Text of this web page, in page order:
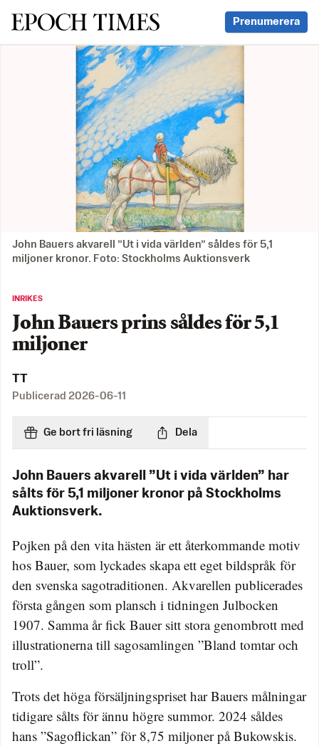
Svenska Epoch Times Prenumerera
John Bauers akvarell ”Ut i vida världen” såldes för 5,1
miljoner kronor. Foto: Stockholms Auktionsverk
INRIKES
John Bauers prins såldes för 5,1
miljoner
TT
Publicerad 2026-06-11
Ge bort fri läsning Dela
John Bauers akvarell ”Ut i vida världen” har
sålts för 5,1 miljoner kronor på Stockholms
Auktionsverk.
Pojken på den vita hästen är ett återkommande motiv
hos Bauer, som lyckades skapa ett eget bildspråk för
den svenska sagotraditionen. Akvarellen publicerades
första gången som plansch i tidningen Julbocken
1907. Samma år fick Bauer sitt stora genombrott med
illustrationerna till sagosamlingen ”Bland tomtar och
troll”.
Trots det höga försäljningspriset har Bauers målningar
tidigare sålts för ännu högre summor. 2024 såldes
hans ”Sagoflickan” för 8,75 miljoner på Bukowskis.